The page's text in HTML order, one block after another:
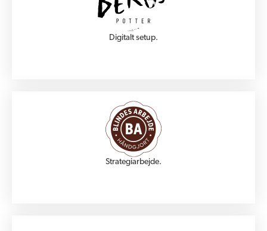
Digitalt setup.
Strategiarbejde.